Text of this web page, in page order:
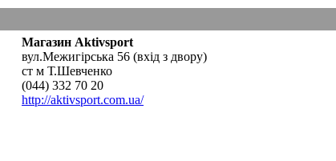
Магазин Aktivsport
вул.Межигірська 56 (вхід з двору)
ст м Т.Шевченко
(044) 332 70 20
http://aktivsport.com.ua/